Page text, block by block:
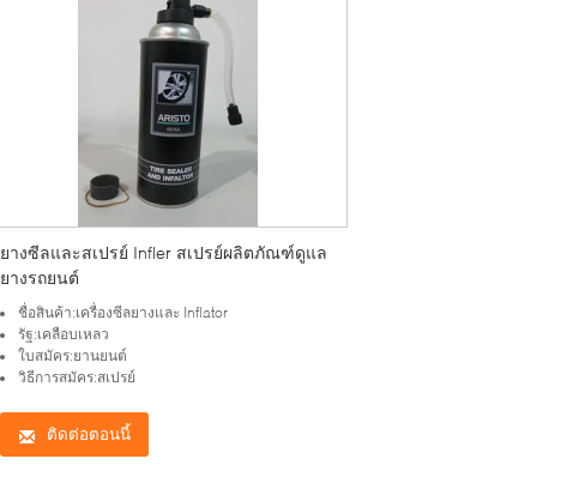
ยางซีลและสเปรย์ Infler สเปรย์ผลิตภัณฑ์ดูแล
ยางรถยนต์
ชื่อสินค้า:เครื่องซีลยางและ Inflator
รัฐ:เคลือบเหลว
ใบสมัคร:ยานยนต์
วิธีการสมัคร:สเปรย์
ติดต่อตอนนี้